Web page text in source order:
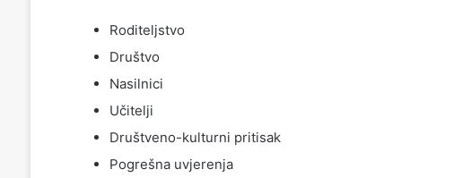
Roditeljstvo
Društvo
Nasilnici
Učitelji
Društveno-kulturni pritisak
Pogrešna uvjerenja